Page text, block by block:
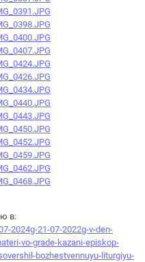
в:
2024g-21-07-2022g-v-den-
vo-grade-kazani-episkop-
bozhestvennuyu-liturgiyu-